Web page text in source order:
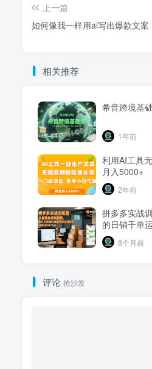
上一篇
如何像我一样用ai写出爆款文案
相关推荐
希音跨境基
1年前
利用AI工具
月入5000+
2年前
拼多多实战
的日销千单
8个月前
评论 抢沙发